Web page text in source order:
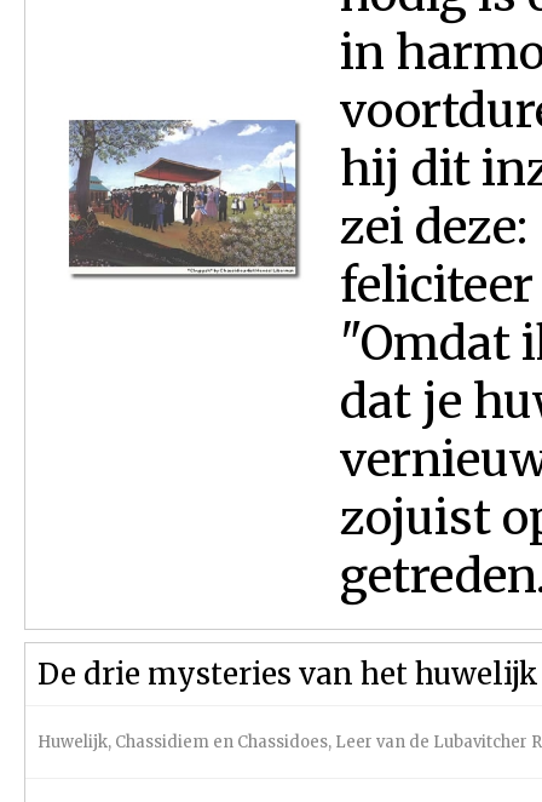
in
hij dit
zei
feliciteer
"Omdat
dat je
zojuist
De drie mysteries van het
Huwelijk, Chassidiem en Chassidoes, Leer van de Lubavitcher